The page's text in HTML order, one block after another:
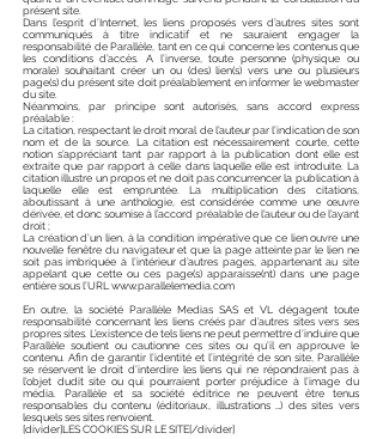
présent site.
Dans l’esprit d’Internet, les liens proposés vers d’autres sites sont
communiqués à titre indicatif et ne sauraient engager la
responsabilité de Parallèle, tant en ce qui concerne les contenus que
les conditions d’accès. A l’inverse, toute personne (physique ou
morale) souhaitant créer un ou (des) lien(s) vers une ou plusieurs
page(s) du présent site doit préalablement en informer le webmaster
du site.
Néanmoins, par principe sont autorisés, sans accord express
préalable :
La citation, respectant le droit moral de l’auteur par l’indication de son
nom et de la source. La citation est nécessairement courte, cette
notion s’appréciant tant par rapport à la publication dont elle est
extraite que par rapport à celle dans laquelle elle est introduite. La
citation illustre un propos et ne doit pas concurrencer la publication à
laquelle elle est empruntée. La multiplication des citations,
aboutissant à une anthologie, est considérée comme une œuvre
dérivée, et donc soumise à l’accord préalable de l’auteur ou de l’ayant
droit ;
La création d’un lien, à la condition impérative que ce lien ouvre une
nouvelle fenêtre du navigateur et que la page atteinte par le lien ne
soit pas imbriquée à l’intérieur d’autres pages, appartenant au site
appelant que cette ou ces page(s) apparaisse(nt) dans une page
entière sous l’URL www.parallelemedia.com
En outre, la société Parallèle Medias SAS et VL dégagent toute
responsabilité concernant les liens créés par d’autres sites vers ses
propres sites. L’existence de tels liens ne peut permettre d’induire que
Parallèle soutient ou cautionne ces sites ou qu’il en approuve le
contenu. Afin de garantir l’identité et l’intégrité de son site, Parallèle
se réservent le droit d’interdire les liens qui ne répondraient pas à
l’objet dudit site ou qui pourraient porter préjudice à l’image du
média. Parallèle et sa société éditrice ne peuvent être tenus
responsables du contenu (éditoriaux, illustrations …) des sites vers
lesquels ses sites renvoient.
[divider]LES COOKIES SUR LE SITE[/divider]